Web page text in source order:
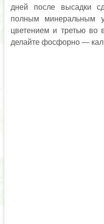
дней после высадки
полным минеральным
цветением и третью во
делайте фосфорно —